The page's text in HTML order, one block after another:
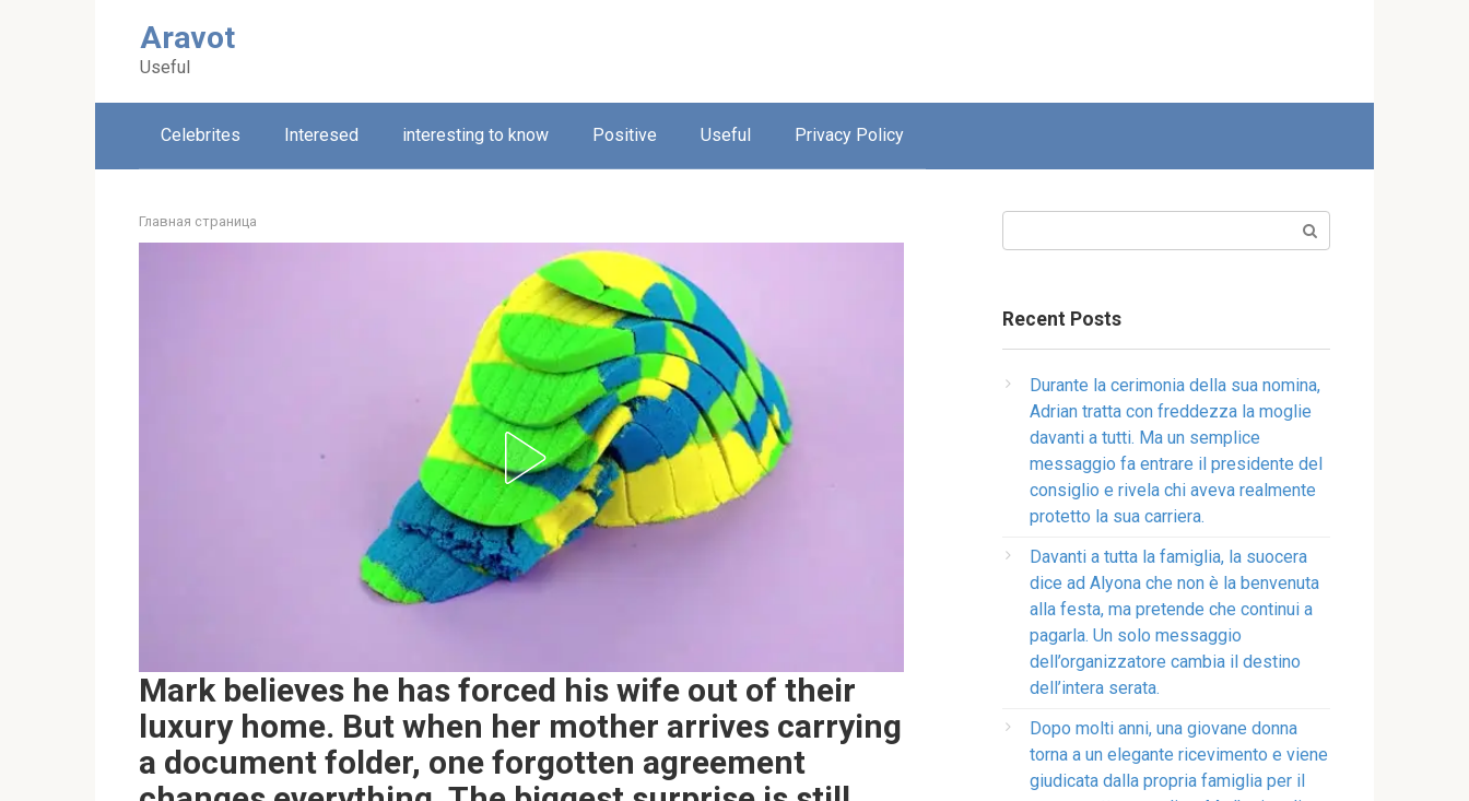
Aravot
Useful
Celebrites Interesed interesting to know Positive Useful Privacy Policy
Главная страница
Mark believes he has forced his wife out of their
luxury home. But when her mother arrives carrying
a document folder, one forgotten agreement
Recent Posts
Durante la cerimonia della sua nomina,
Adrian tratta con freddezza la moglie
davanti a tutti. Ma un semplice
messaggio fa entrare il presidente del
consiglio e rivela chi aveva realmente
protetto la sua carriera.
Davanti a tutta la famiglia, la suocera
dice ad Alyona che non è la benvenuta
alla festa, ma pretende che continui a
pagarla. Un solo messaggio
dell’organizzatore cambia il destino
dell’intera serata.
Dopo molti anni, una giovane donna
torna a un elegante ricevimento e viene
giudicata dalla propria famiglia per il